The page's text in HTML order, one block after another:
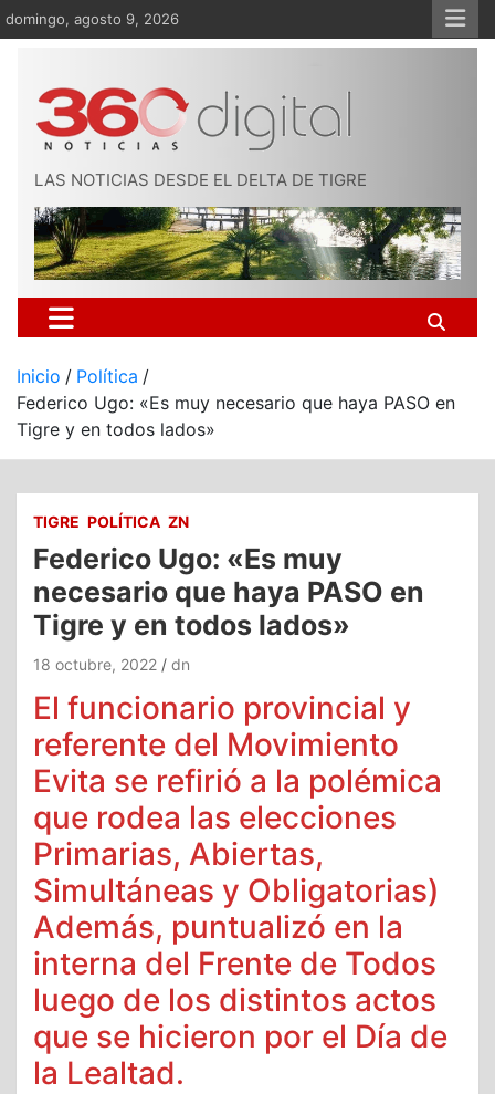
Saltar
al
domingo, agosto 9, 2026
LAS NOTICIAS DESDE EL DELTA DE TIGRE
Inicio
Política
Federico Ugo: «Es muy necesario que haya PASO en
Tigre y en todos lados»
TIGRE POLÍTICA ZN
Federico Ugo: «Es muy
necesario que haya PASO en
Tigre y en todos lados»
18 octubre, 2022 dn
El funcionario provincial y
referente del Movimiento
Evita se refirió a la polémica
que rodea las elecciones
Primarias, Abiertas,
Simultáneas y Obligatorias)
Además, puntualizó en la
interna del Frente de Todos
luego de los distintos actos
que se hicieron por el Día de
la Lealtad.